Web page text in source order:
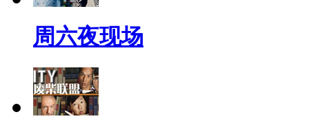
周六夜现场